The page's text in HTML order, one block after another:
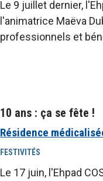
Le 9 juillet dernier,
l'animatrice Maëva
professionnels et
10 ans : ça se fête !
Résidence
FESTIVITÉS
Le 17 juin, l'Ehpad